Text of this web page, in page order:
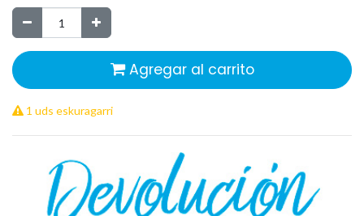
Agregar al carrito
1 uds eskuragarri